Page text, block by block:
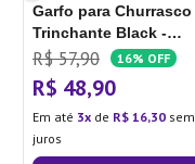
Garfo para Churrasco
Trinchante Black -
Tramontina
R$ 57,90 16% OFF
R$ 48,90
Em até 3 de R$ 16,30 sem
juros